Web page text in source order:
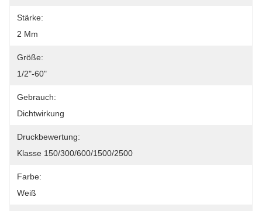
Stärke:
2 Mm
Größe:
1/2"-60"
Gebrauch:
Dichtwirkung
Druckbewertung:
Klasse 150/300/600/1500/2500
Farbe:
Weiß